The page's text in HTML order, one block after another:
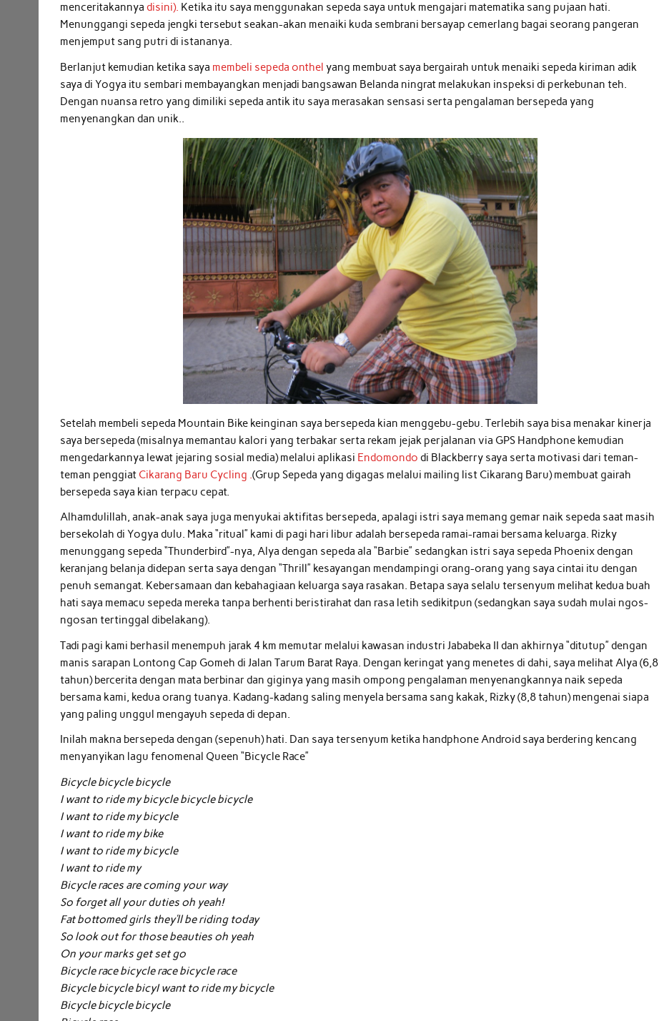
menceritakannya disini). Ketika itu saya menggunakan sepeda saya untuk mengajari matematika sang pujaan hati.
Menunggangi sepeda jengki tersebut seakan-akan menaiki kuda sembrani bersayap cemerlang bagai seorang pangeran
menjemput sang putri di istananya.
Berlanjut kemudian ketika saya membeli sepeda onthelyang membuat saya bergairah untuk menaiki sepeda kiriman adik
saya di Yogya itu sembari membayangkan menjadi bangsawan Belanda ningrat melakukan inspeksi di perkebunan teh.
Dengan nuansa retro yang dimiliki sepeda antik itu saya merasakan sensasi serta pengalaman bersepeda yang
menyenangkan dan unik..
Setelah membeli sepeda Mountain Bike keinginan saya bersepeda kian menggebu-gebu. Terlebih saya bisa menakar kinerja
saya bersepeda (misalnya memantau kalori yang terbakar serta rekam jejak perjalanan via GPS Handphone kemudian
mengedarkannya lewat jejaring sosial media) melalui aplikasi Endomondodi Blackberry saya serta motivasi dari teman-
teman penggiat Cikarang Baru Cycling .(Grup Sepeda yang digagas melalui mailing list Cikarang Baru) membuat gairah
bersepeda saya kian terpacu cepat.
Alhamdulillah, anak-anak saya juga menyukai aktifitas bersepeda, apalagi istri saya memang gemar naik sepeda saat masih
bersekolah di Yogya dulu. Maka “ritual” kami di pagi hari libur adalah bersepeda ramai-ramai bersama keluarga. Rizky
menunggang sepeda “Thunderbird”-nya, Alya dengan sepeda ala “Barbie” sedangkan istri saya sepeda Phoenix dengan
keranjang belanja didepan serta saya dengan “Thrill” kesayangan mendampingi orang-orang yang saya cintai itu dengan
penuh semangat. Kebersamaan dan kebahagiaan keluarga saya rasakan. Betapa saya selalu tersenyum melihat kedua buah
hati saya memacu sepeda mereka tanpa berhenti beristirahat dan rasa letih sedikitpun (sedangkan saya sudah mulai ngos-
ngosan tertinggal dibelakang).
Tadi pagi kami berhasil menempuh jarak 4 km memutar melalui kawasan industri Jababeka II dan akhirnya “ditutup” dengan
manis sarapan Lontong Cap Gomeh di Jalan Tarum Barat Raya. Dengan keringat yang menetes di dahi, saya melihat Alya (6,8
tahun) bercerita dengan mata berbinar dan giginya yang masih ompong pengalaman menyenangkannya naik sepeda
bersama kami, kedua orang tuanya. Kadang-kadang saling menyela bersama sang kakak, Rizky (8,8 tahun) mengenai siapa
yang paling unggul mengayuh sepeda di depan.
Inilah makna bersepeda dengan (sepenuh) hati. Dan saya tersenyum ketika handphone Android saya berdering kencang
menyanyikan lagu fenomenal Queen “Bicycle Race”
Bicycle bicycle bicycle
I want to ride my bicycle bicycle bicycle
I want to ride my bicycle
I want to ride my bike
I want to ride my bicycle
I want to ride my
Bicycle races are coming your way
So forget all your duties oh yeah!
Fat bottomed girls they’ll be riding today
So look out for those beauties oh yeah
On your marks get set go
Bicycle race bicycle race bicycle race
Bicycle bicycle bicyI want to ride my bicycle
Bicycle bicycle bicycle